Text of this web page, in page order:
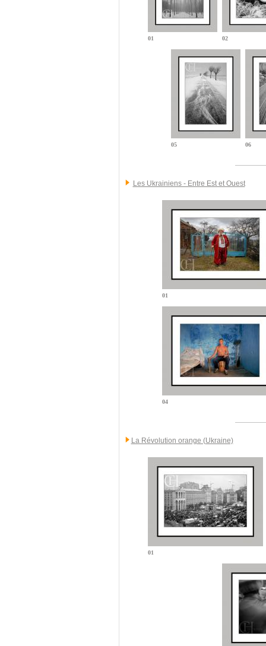
01 02
05 06
Les Ukrainiens - Entre Est et Ouest
01
04
La Révolution orange (Ukraine)
01